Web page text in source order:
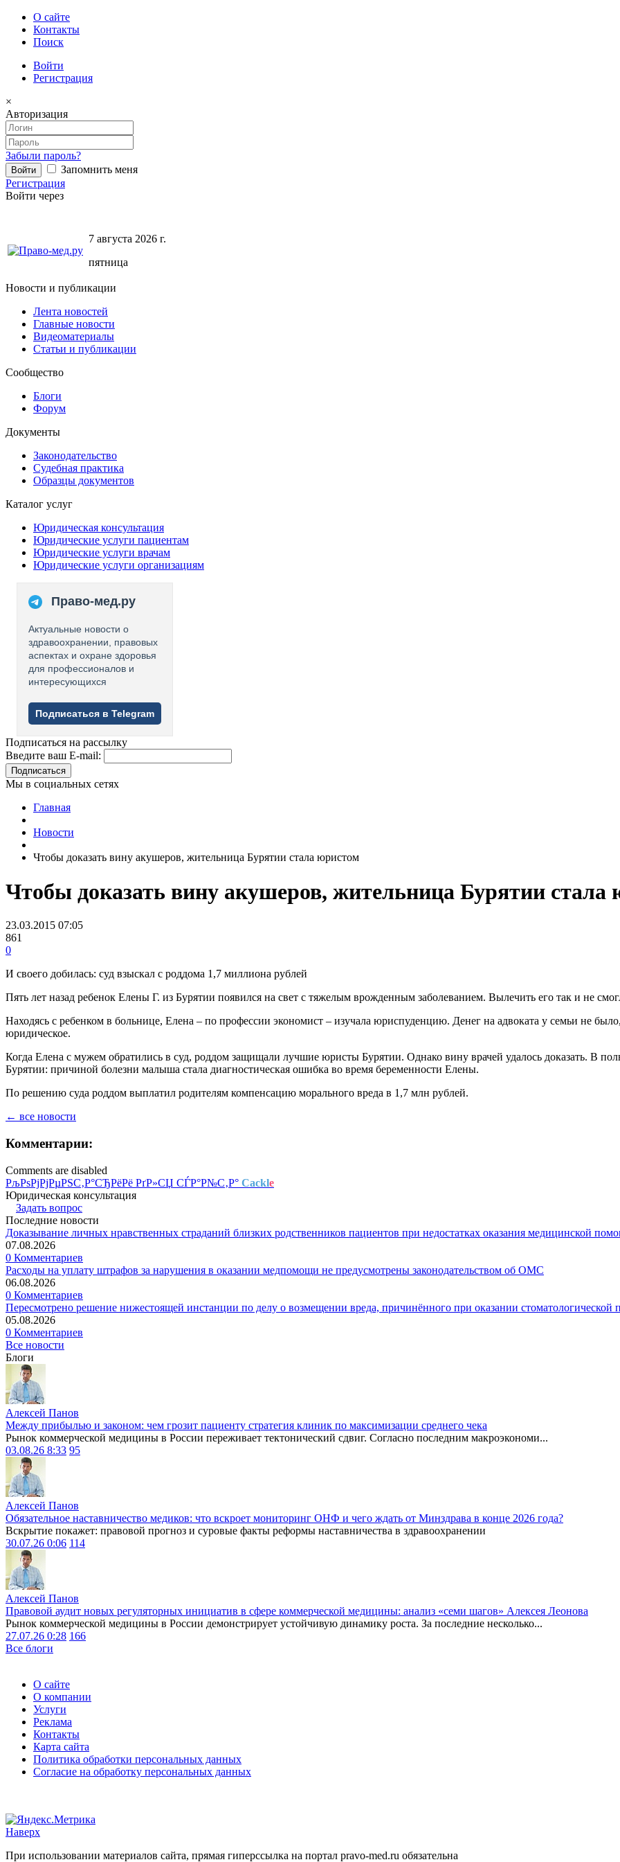
О сайте
Контакты
Поиск
Войти
Регистрация
×
Авторизация
Забыли пароль?
Запомнить меня
Регистрация
Войти через
7 августа 2026 г.
пятница
Новости и публикации
Лента новостей
Главные новости
Видеоматериалы
Статьи и публикации
Сообщество
Блоги
Форум
Документы
Законодательство
Судебная практика
Образцы документов
Каталог услуг
Юридическая консультация
Юридические услуги пациентам
Юридические услуги врачам
Юридические услуги организациям
Право-мед.ру
Актуальные новости о
здравоохранении, правовых
аспектах и охране здоровья
для профессионалов и
интересующихся
Подписаться в Telegram
Подписаться на рассылку
Введите ваш E-mail:
Подписаться
Мы в социальных сетях
Главная
Новости
Чтобы доказать вину акушеров, жительница Бурятии стала юристом
Чтобы доказать вину акушеров, жительница Бурятии стала
23.03.2015 07:05
861
0
И своего добилась: суд взыскал с роддома 1,7 миллиона рублей
Пять лет назад ребенок Елены Г. из Бурятии появился на свет с тяжелым врожденным заболеванием. Вылечить его так и не
Находясь с ребенком в больнице, Елена – по профессии экономист – изучала юриспуденцию. Денег на адвоката у семьи не
юридическое.
Когда Елена с мужем обратились в суд, роддом защищали лучшие юристы Бурятии. Однако вину врачей удалось доказать. В
Бурятии: причиной болезни малыша стала диагностическая ошибка во время беременности Елены.
По решению суда роддом выплатил родителям компенсацию морального вреда в 1,7 млн рублей.
← все новости
Комментарии:
Comments are disabled
РљРѕРјРјРµРЅС‚Р°СЂРёРё РґР»СЏ СЃР°Р№С‚Р° Cackle
Юридическая консультация
Задать вопрос
Последние новости
Доказывание личных нравственных страданий близких родственников пациентов при недостатках оказания медицинской
07.08.2026
0 Комментариев
Расходы на уплату штрафов за нарушения в оказании медпомощи не предусмотрены законодательством об ОМС
06.08.2026
0 Комментариев
Пересмотрено решение нижестоящей инстанции по делу о возмещении вреда, причинённого при оказании стоматологической
05.08.2026
0 Комментариев
Все новости
Блоги
Алексей Панов
Между прибылью и законом: чем грозит пациенту стратегия клиник по максимизации среднего чека
Рынок коммерческой медицины в России переживает тектонический сдвиг. Согласно последним макроэкономи...
03.08.26 8:33 95
Алексей Панов
Обязательное наставничество медиков: что вскроет мониторинг ОНФ и чего ждать от Минздрава в конце 2026 года?
Вскрытие покажет: правовой прогноз и суровые факты реформы наставничества в здравоохранении
30.07.26 0:06 114
Алексей Панов
Правовой аудит новых регуляторных инициатив в сфере коммерческой медицины: анализ «семи шагов» Алексея Леонова
Рынок коммерческой медицины в России демонстрирует устойчивую динамику роста. За последние несколько...
27.07.26 0:28 166
Все блоги
О сайте
О компании
Услуги
Реклама
Контакты
Карта сайта
Политика обработки персональных данных
Согласие на обработку персональных данных
Наверх
При использовании материалов сайта, прямая гиперссылка на портал pravo-med.ru обязательна